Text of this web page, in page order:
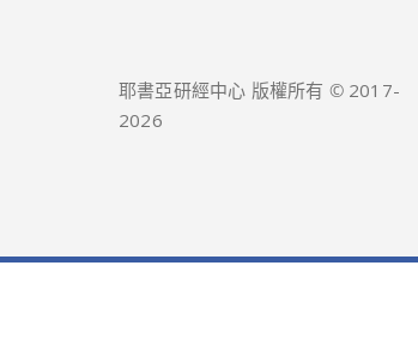
耶書亞研經中心 版權所有 © 2017-
2026